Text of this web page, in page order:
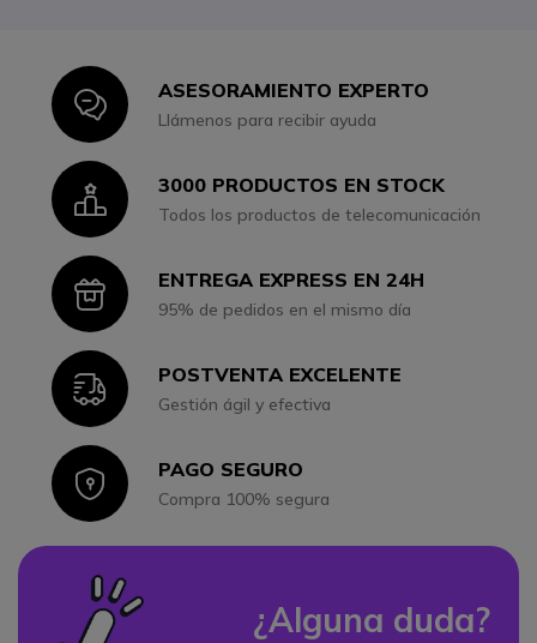
IconASESORAMIENTO EXPERTO
Llámenos para recibir ayuda
Icon3000 PRODUCTOS EN STOCK
Todos los productos de telecomunicación
IconENTREGA EXPRESS EN 24H
95% de pedidos en el mismo día
IconPOSTVENTA EXCELENTE
Gestión ágil y efectiva
IconPAGO SEGURO
Compra 100% segura
¿Alguna duda?